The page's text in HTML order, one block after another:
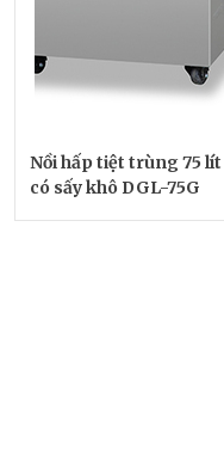
Nồi hấp tiệt trùng 75 lít
có sấy khô DGL-75G